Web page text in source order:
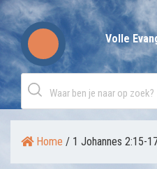
Skip
to
content
Volle
Home / 1 Johannes 2:15-